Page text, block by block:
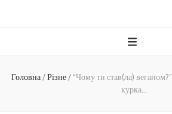
Головна/Різне/ “Чому ти став(ла)
курка…